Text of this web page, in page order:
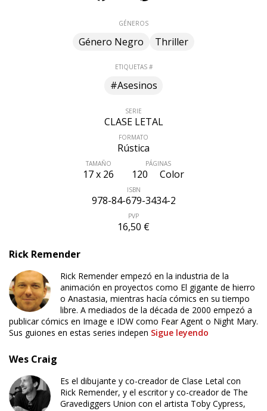
GÉNEROS
Género Negro Thriller
ETIQUETAS #
#Asesinos
SERIE
CLASE LETAL
FORMATO
Rústica
TAMAÑO
17 x 26
PÁGINAS
120 Color
ISBN
978-84-679-3434-2
PVP
16,50 €
Rick Remender
Rick Remender empezó en la industria de la
animación en proyectos como El gigante de hierro
o Anastasia, mientras hacía cómics en su tiempo
libre. A mediados de la década de 2000 empezó a
publicar cómics en Image e IDW como Fear Agent o Night Mary.
Sus guiones en estas series indepen Sigue leyendo
Wes Craig
Es el dibujante y co-creador de Clase Letal con
Rick Remender, y el escritor y co-creador de The
Gravediggers Union con el artista Toby Cypress,